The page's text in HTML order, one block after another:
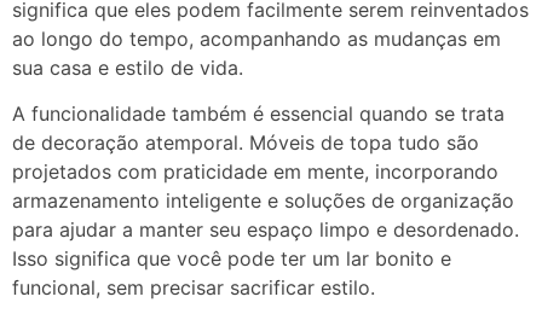
significa que eles podem facilmente serem reinventados
ao longo do tempo, acompanhando as mudanças em
sua casa e estilo de vida.
A funcionalidade também é essencial quando se trata
de decoração atemporal. Móveis de topa tudo são
projetados com praticidade em mente, incorporando
armazenamento inteligente e soluções de organização
para ajudar a manter seu espaço limpo e desordenado.
Isso significa que você pode ter um lar bonito e
funcional, sem precisar sacrificar estilo.